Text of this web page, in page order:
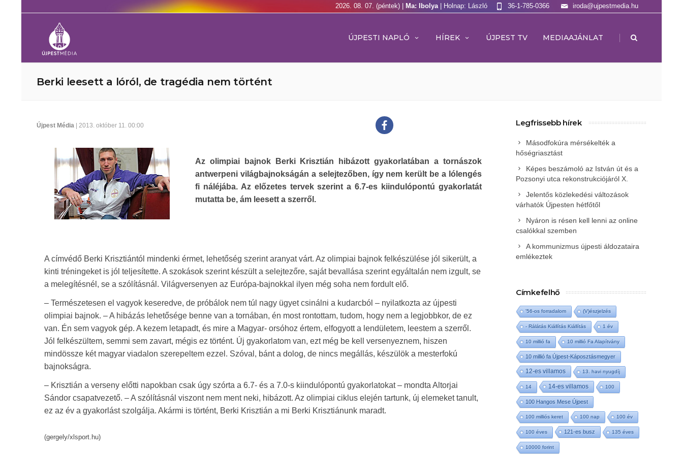
2026. 08. 07. (péntek) | Ma: Ibolya | Holnap: László iroda@ujpestmedia.hu
36-1-785-0366
ÚJPESTI NAPLÓ HÍREK ÚJPEST TV MEDIAAJÁNLAT |
Berki leesett a lóról, de tragédia nem történt
Újpest Média | 2013. október 11. 00:00
Az olimpiai bajnok Berki Krisztián hibázott gyakorlatában a tornászok
antwerpeni világbajnokságán a selejtezőben, így nem került be a lólengés
fi náléjába. Az előzetes tervek szerint a 6.7-es kiindulópontú gyakorlatát
mutatta be, ám leesett a szerről.
A címvédő Berki Krisztiántól mindenki érmet, lehetőség szerint aranyat várt. Az olimpiai bajnok felkészülése jól sikerült, a
kinti tréningeket is jól teljesítette. A szokások szerint készült a selejtezőre, saját bevallása szerint egyáltalán nem izgult, se
a melegítésnél, se a szólításnál. Világversenyen az Európa-bajnokkal ilyen még soha nem fordult elő.
– Természetesen el vagyok keseredve, de próbálok nem túl nagy ügyet csinálni a kudarcból – nyilatkozta az újpesti
olimpiai bajnok. – A hibázás lehetősége benne van a tornában, én most rontottam, tudom, hogy nem a legjobbkor, de ez
van. Én sem vagyok gép. A kezem letapadt, és mire a Magyar- orsóhoz értem, elfogyott a lendületem, leestem a szerről.
Jól felkészültem, semmi sem zavart, mégis ez történt. Új gyakorlatom van, ezt még be kell versenyeznem, hiszen
mindössze két magyar viadalon szerepeltem ezzel. Szóval, bánt a dolog, de nincs megállás, készülök a mesterfokú
bajnokságra.
– Krisztián a verseny előtti napokban csak úgy szórta a 6.7- és a 7.0-s kiindulópontú gyakorlatokat – mondta Altorjai
Sándor csapatvezető. – A szólításnál viszont nem ment neki, hibázott. Az olimpiai ciklus elején tartunk, új elemeket tanult,
ez az év a gyakorlást szolgálja. Akármi is történt, Berki Krisztián a mi Berki Krisztiánunk maradt.
(gergely/xlsport.hu)
Legfrissebb hírek
Másodfokúra mérsékelték a
hőségriasztást
Képes beszámoló az István út és a
Pozsonyi utca rekonstrukciójáról X.
Jelentős közlekedési változások
várhatók Újpesten hétfőtől
Nyáron is résen kell lenni az online
csalókkal szemben
A kommunizmus újpesti áldozataira
emlékeztek
Címkefelhő
'56-os forradalom (V)észjelzés
- Rálátás Kiállítás Kiállítás 1 év
10 millió fa 10 millió Fa Alapítvány
10 millió fa Újpest-Káposztásmegyer
12-es villamos 13. havi nyugdíj
14 14-es villamos 100
100 Hangos Mese Újpest
100 milliós keret 100 nap 100 év
100 éves 121-es busz 135 éves
10000 forint